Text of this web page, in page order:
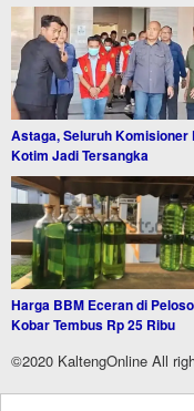
Astaga, Seluruh Komisioner
Kotim Jadi Tersangka
Harga BBM Eceran di
Kobar Tembus Rp 25 Ribu
©2020 KaltengOnline All